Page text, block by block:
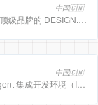
中国🇨🇳
中国🇨🇳